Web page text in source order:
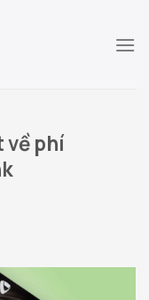
về phí